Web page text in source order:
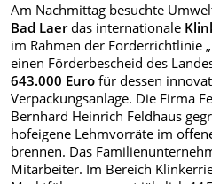
Am Nachmittag besuchte
Bad Laerdas internationale
im Rahmen der Förderrichtlinie
einen Förderbescheid des
643.000 Euro für dessen
Verpackungsanlage. Die Firma
Bernhard Heinrich Feldhaus
hofeigene Lehmvorräte im
brennen. Das
Mitarbeiter. Im Bereich